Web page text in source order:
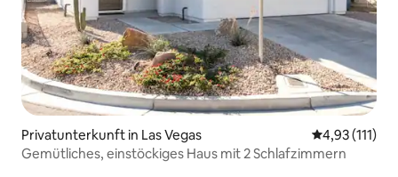
Privatunterkunft in Las Vegas
4,93 (111)
Gemütliches, einstöckiges Haus mit 2 Schlafzimmern